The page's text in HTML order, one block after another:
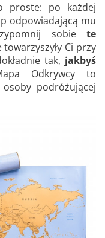
proste: po każdej
odpowiadającą mu
sobie te
towarzyszyły Ci przy
tak, jakbyś
Odkrywcy to
podróżującej